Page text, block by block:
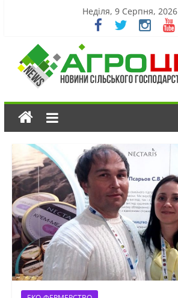
Неділя, 9 Серпня, 2026